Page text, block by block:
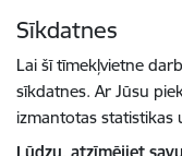
Sīkdatnes
Lai šī tīmekļvietne
sīkdatnes. Ar Jūsu
izmantotas statistikas